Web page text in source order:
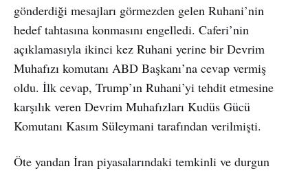
gönderdiği mesajları görmezden gelen Ruhani’nin
hedef tahtasına konmasını engelledi. Caferi’nin
açıklamasıyla ikinci kez Ruhani yerine bir Devrim
Muhafızı komutanı ABD Başkanı’na cevap vermiş
oldu. İlk cevap, Trump’ın Ruhani’yi tehdit etmesine
karşılık veren Devrim Muhafızları Kudüs Gücü
Komutanı Kasım Süleymani tarafından verilmişti.
Öte yandan İran piyasalarındaki temkinli ve durgun